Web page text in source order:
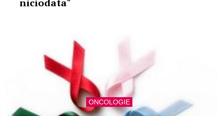
niciodata"
ONCOLOGIE